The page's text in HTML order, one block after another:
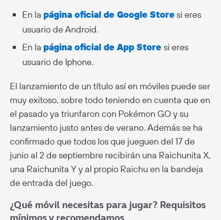
En la página oficial de Google Storesi eres
usuario de Android.
En la página oficial de App Store si eres
usuario de Iphone.
El lanzamiento de un título así en móviles puede ser
muy exitoso, sobre todo teniendo en cuenta que en
el pasado ya triunfaron con Pokémon GO y su
lanzamiento justo antes de verano. Además se ha
confirmado que todos los que jueguen del 17 de
junio al 2 de septiembre recibirán una Raichunita X,
una Raichunita Y y al propio Raichu en la bandeja
de entrada del juego.
¿Qué móvil necesitas para jugar? Requisitos